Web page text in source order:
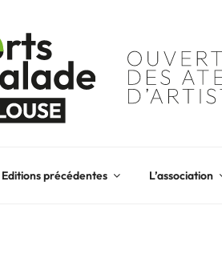
Editions précédentes L’association